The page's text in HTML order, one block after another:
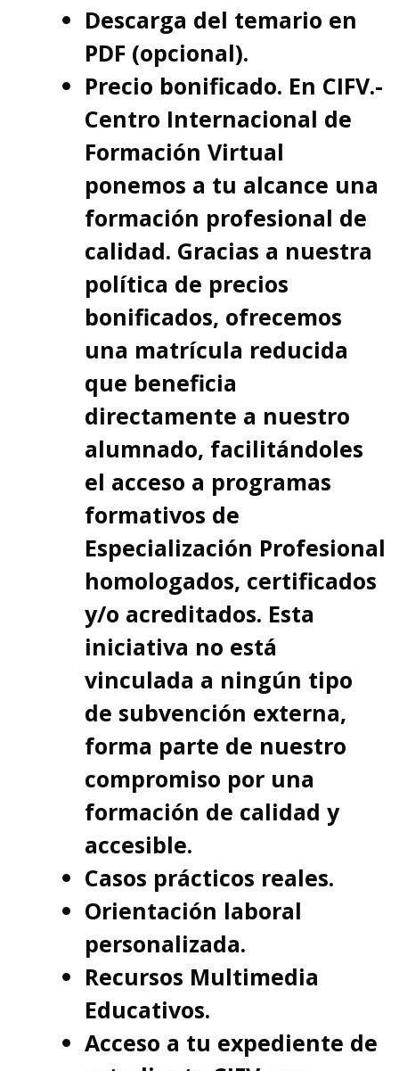
Descarga del temario en
PDF (opcional).
Precio bonificado. En CIFV.-
Centro Internacional de
Formación Virtual
ponemos a tu alcance una
formación profesional de
calidad. Gracias a nuestra
política de precios
bonificados, ofrecemos
una matrícula reducida
que beneficia
directamente a nuestro
alumnado, facilitándoles
el acceso a programas
formativos de
Especialización Profesional
homologados, certificados
y/o acreditados. Esta
iniciativa no está
vinculada a ningún tipo
de subvención externa,
forma parte de nuestro
compromiso por una
formación de calidad y
accesible.
Casos prácticos reales.
Orientación laboral
personalizada.
Recursos Multimedia
Educativos.
Acceso a tu expediente de